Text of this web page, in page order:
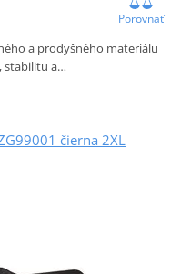
Porovnať
a prodyšného materiálu
stabilitu a…
čierna 2XL